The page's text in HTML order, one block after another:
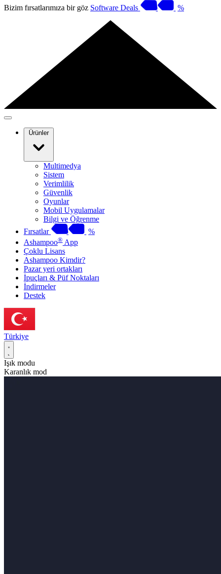
Bizim fırsatlarımıza bir göz Software Deals %
Ürünler
Multimedya
Sistem
Verimlilik
Güvenlik
Oyunlar
Mobil Uygulamalar
Bilgi ve Öğrenme
Fırsatlar
%
Ashampoo® App
Çoklu Lisans
Ashampoo Kimdir?
Pazar yeri ortakları
İpuçları & Püf Noktaları
İndirmeler
Destek
Türkiye
Işık modu
Karanlık mod